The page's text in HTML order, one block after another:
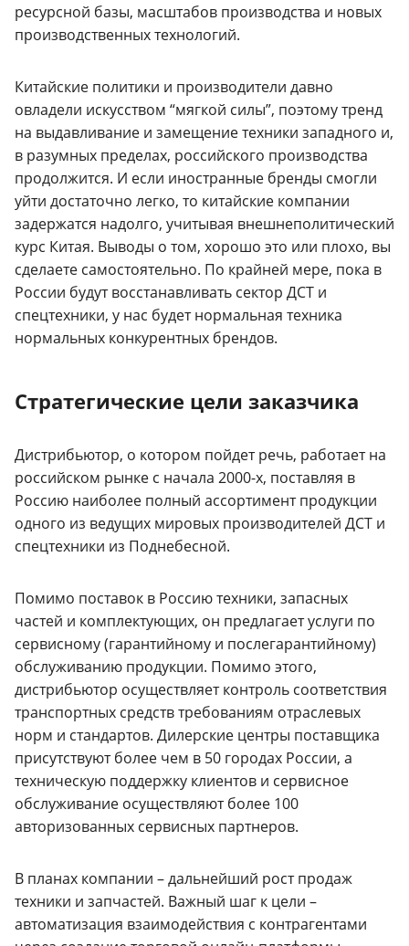
ресурсной базы, масштабов производства и новых
производственных технологий.
Китайские политики и производители давно
овладели искусством “мягкой силы”, поэтому тренд
на выдавливание и замещение техники западного и,
в разумных пределах, российского производства
продолжится. И если иностранные бренды смогли
уйти достаточно легко, то китайские компании
задержатся надолго, учитывая внешнеполитический
курс Китая. Выводы о том, хорошо это или плохо, вы
сделаете самостоятельно. По крайней мере, пока в
России будут восстанавливать сектор ДСТ и
спецтехники, у нас будет нормальная техника
нормальных конкурентных брендов.
Стратегические цели заказчика
Дистрибьютор, о котором пойдет речь, работает на
российском рынке с начала 2000-х, поставляя в
Россию наиболее полный ассортимент продукции
одного из ведущих мировых производителей ДСТ и
спецтехники из Поднебесной.
Помимо поставок в Россию техники, запасных
частей и комплектующих, он предлагает услуги по
сервисному (гарантийному и послегарантийному)
обслуживанию продукции. Помимо этого,
дистрибьютор осуществляет контроль соответствия
транспортных средств требованиям отраслевых
норм и стандартов. Дилерские центры поставщика
присутствуют более чем в 50 городах России, а
техническую поддержку клиентов и сервисное
обслуживание осуществляют более 100
авторизованных сервисных партнеров.
В планах компании – дальнейший рост продаж
техники и запчастей. Важный шаг к цели –
автоматизация взаимодействия с контрагентами